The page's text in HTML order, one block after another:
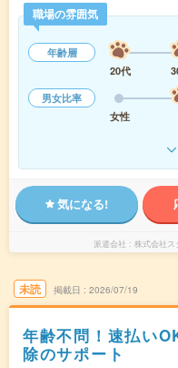
職場の雰囲気
年齢層
20代
男女比率
女性
気になる!
派遣会社 株式会社
未読 掲載日 2026/07/19
年齢不問！速払い
除のサポート